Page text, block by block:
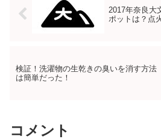
2017年奈良大
ポットは？点
検証！洗濯物の生乾きの臭いを消す方法
は簡単だった！
コメント